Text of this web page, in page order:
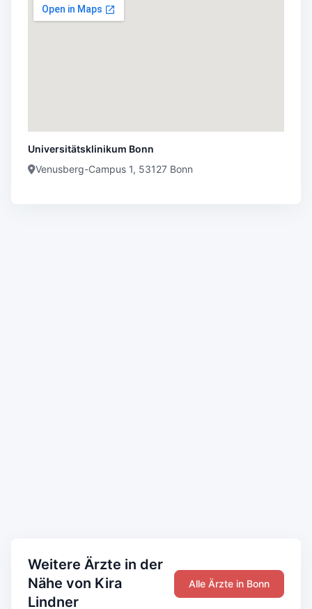
Universitätsklinikum Bonn
Venusberg-Campus 1, 53127 Bonn
Weitere Ärzte in der
Nähe von Kira
Lindner
Alle Ärzte in Bonn